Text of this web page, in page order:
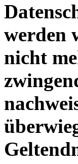
werden
nicht